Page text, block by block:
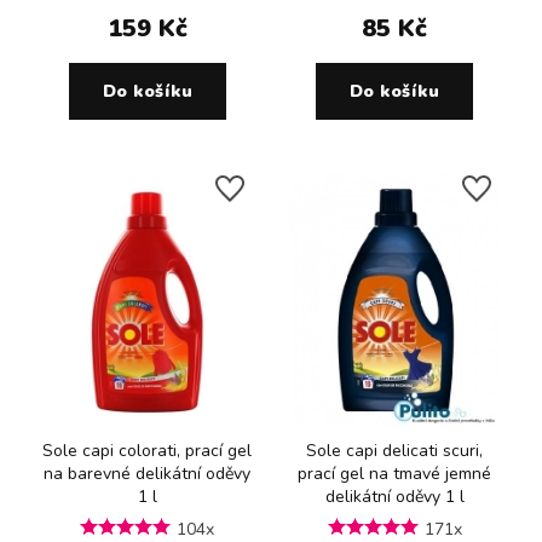
159 Kč
Do košíku
85 Kč
Do košíku
Sole capi colorati, prací gel
na barevné delikátní oděvy
1 l
104x
Sole capi delicati scuri,
prací gel na tmavé jemné
delikátní oděvy 1 l
171x